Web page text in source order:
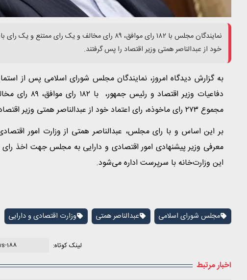
خود از عبدالناصر همتی وزیر اقتصاد را پس گرفتند.
به گزارش دیدگاه امروز، نمایندگان مجلس شورای اسلامی پس از
دفاعیات وزیر
مجموع ۲۷۳ رای ماخوذه، رای اعتماد خود از عبدالناصر همتی وزیر اقتصاد را پس گرفتند.
بر این اساس و با رای مجلس، عبدالناصر همتی از وزارت امور
معرفی وزیر پیشنهادی امور اقتصادی و دارایی به مجلس جهت اخذ
این وزارت‌خانه با سرپرست اداره می‌شود.
مجلس شورای اسلامی عبدالناصر همتی وزارت اقتصادی و دارایی
لینک کوتاه:
اخبار مرتبط